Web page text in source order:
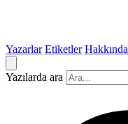
Yazarlar Etiketler Hakkında
Yazılarda ara